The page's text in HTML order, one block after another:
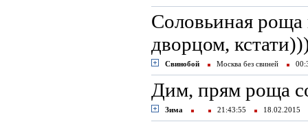
Соловьиная роща
дворцом,
Свинобой Москва без свиней
Дим, прям роща
Зима 21:43:55 18.02.2015